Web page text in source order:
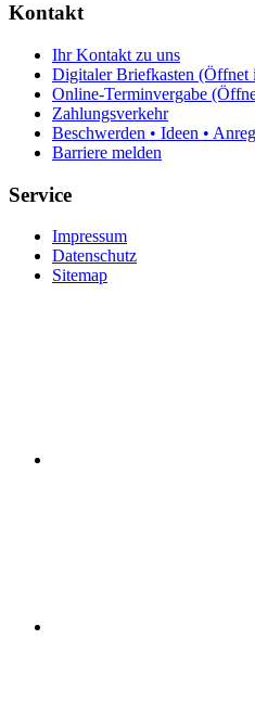
Kontakt
Ihr Kontakt zu uns
Digitaler Briefkasten (Öffnet
Online-Terminvergabe
Zahlungsverkehr
Beschwerden • Ideen •
Barriere melden
Service
Impressum
Datenschutz
Sitemap